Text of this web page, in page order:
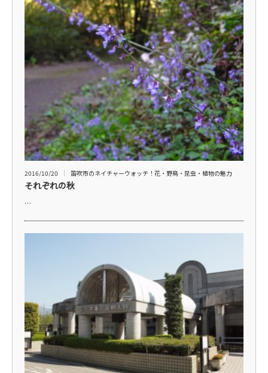
2016/10/20 笛吹市のネイチャーウォッチ！花・野鳥・昆虫・植物の魅力
それぞれの秋
…